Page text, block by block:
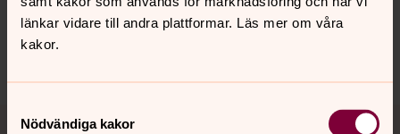
länkar vidare till andra plattformar. Läs mer om våra
kakor.
Nödvändiga kakor
kungsor.forsamling@svenskakyrkan.se
Dela